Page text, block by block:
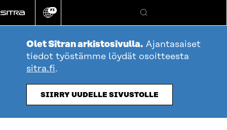
suoraan
sisältöön
Vaihda
kieli
FI
Hae
Olet Sitran arkistosivulla. Ajantasaiset
tiedot työstämme löydät osoitteesta
sitra.fi.
SIIRRY UUDELLE SIVUSTOLLE